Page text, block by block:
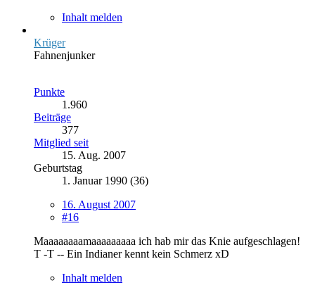
Inhalt melden
Krüger
Fahnenjunker
Punkte
1.960
Beiträge
377
Mitglied seit
15. Aug. 2007
Geburtstag
1. Januar 1990 (36)
16. August 2007
#16
Maaaaaaaamaaaaaaaaa ich hab mir das Knie aufgeschlagen!
T -T -- Ein Indianer kennt kein Schmerz xD
Inhalt melden